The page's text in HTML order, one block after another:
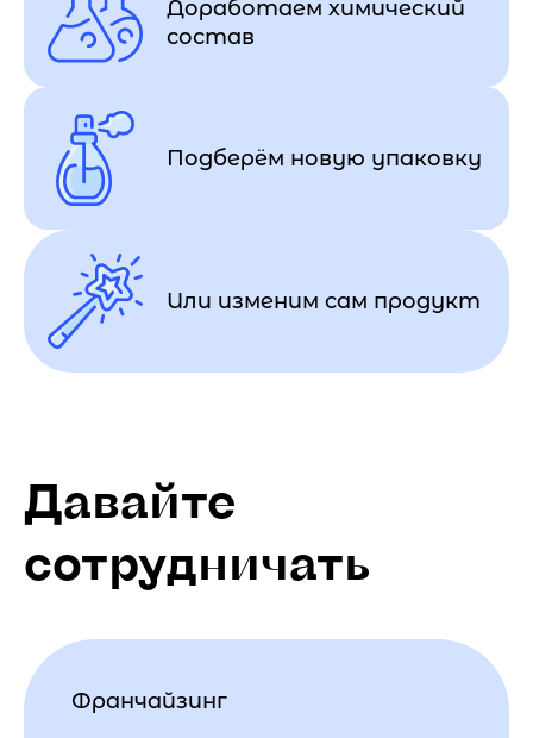
Доработаем химический
состав
Подберём новую упаковку
Или изменим сам продукт
Давайте
сотрудничать
Франчайзинг